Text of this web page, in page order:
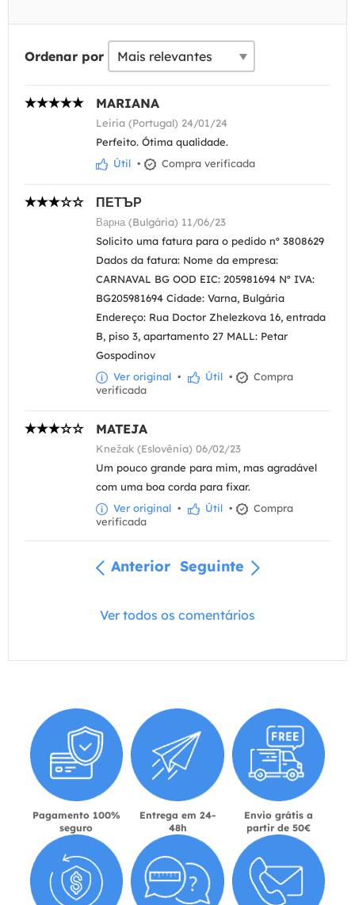
Ordenar por
MARIANA
Leiria (Portugal) 24/01/24
Perfeito. Ótima qualidade.
Útil • Compra verificada
ПЕТЪР
Варна (Bulgária) 11/06/23
Solicito uma fatura para o pedido nº 3808629
Dados da fatura: Nome da empresa:
CARNAVAL BG OOD EIC: 205981694 Nº IVA:
BG205981694 Cidade: Varna, Bulgária
Endereço: Rua Doctor Zhelezkova 16, entrada
B, piso 3, apartamento 27 MALL: Petar
Gospodinov
Ver original • Útil •
Compra
verificada
MATEJA
Knežak (Eslovênia) 06/02/23
Um pouco grande para mim, mas agradável
com uma boa corda para fixar.
Ver original • Útil •
Compra
verificada
Anterior Seguinte
Ver todos os comentários
Pagamento 100%
seguro
Entrega em 24-
48h
Envio grátis a
partir de 50€